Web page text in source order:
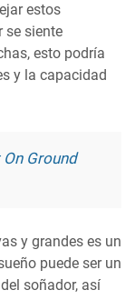
estos
se siente
esto podría
y la capacidad
Ground
y grandes es un
puede ser un
soñador, así